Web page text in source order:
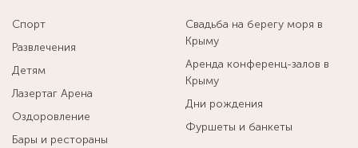
Спорт
Развлечения
Детям
Лазертаг Арена
Оздоровление
Бары и рестораны
Свадьба на берегу моря в
Крыму
Аренда конференц-залов в
Крыму
Дни рождения
Фуршеты и банкеты